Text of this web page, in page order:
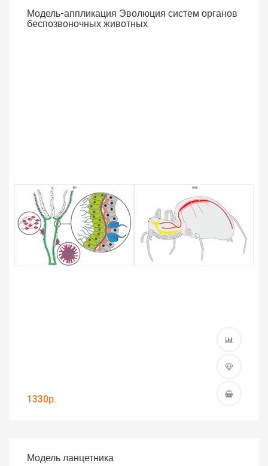
Модель-аппликация Эволюция систем органов
беспозвоночных животных
1330р.
Модель ланцетника